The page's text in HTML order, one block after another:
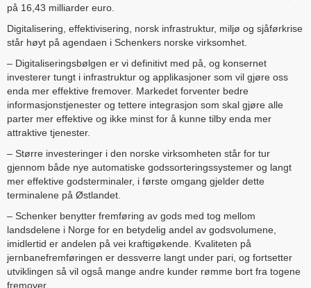
på 16,43 milliarder euro.
Digitalisering, effektivisering, norsk infrastruktur, miljø og sjåførkrise
står høyt på agendaen i Schenkers norske virksomhet.
– Digitaliseringsbølgen er vi definitivt med på, og konsernet
investerer tungt i infrastruktur og applikasjoner som vil gjøre oss
enda mer effektive fremover. Markedet forventer bedre
informasjonstjenester og tettere integrasjon som skal gjøre alle
parter mer effektive og ikke minst for å kunne tilby enda mer
attraktive tjenester.
– Større investeringer i den norske virksomheten står for tur
gjennom både nye automatiske godssorteringssystemer og langt
mer effektive godsterminaler, i første omgang gjelder dette
terminalene på Østlandet.
– Schenker benytter fremføring av gods med tog mellom
landsdelene i Norge for en betydelig andel av godsvolumene,
imidlertid er andelen på vei kraftigøkende. Kvaliteten på
jernbanefremføringen er dessverre langt under pari, og fortsetter
utviklingen så vil også mange andre kunder rømme bort fra togene
fremover.